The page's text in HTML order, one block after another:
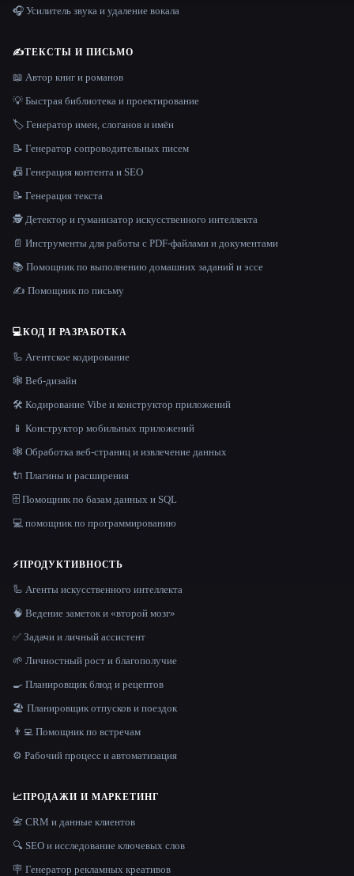
🎧 Усилитель звука и удаление вокала
✍️ТЕКСТЫ И ПИСЬМО
📖 Автор книг и романов
💡 Быстрая библиотека и проектирование
🏷️ Генератор имен, слоганов и имён
📝 Генератор сопроводительных писем
📠 Генерация контента и SEO
📝 Генерация текста
🕵️ Детектор и гуманизатор искусственного интеллекта
📄 Инструменты для работы с PDF-файлами и документами
📚 Помощник по выполнению домашних заданий и эссе
✍️ Помощник по письму
💻КОД И РАЗРАБОТКА
🦾 Агентское кодирование
🕸 Веб-дизайн
🛠️ Кодирование Vibe и конструктор приложений
📱 Конструктор мобильных приложений
🕸️ Обработка веб-страниц и извлечение данных
🔌 Плагины и расширения
🗄️ Помощник по базам данных и SQL
💻 помощник по программированию
⚡ПРОДУКТИВНОСТЬ
🦾 Агенты искусственного интеллекта
🧠 Ведение заметок и «второй мозг»
✅ Задачи и личный ассистент
🌱 Личностный рост и благополучие
🍳 Планировщик блюд и рецептов
🏖 Планировщик отпусков и поездок
👨‍💻 Помощник по встречам
⚙️ Рабочий процесс и автоматизация
📈ПРОДАЖИ И МАРКЕТИНГ
📇 CRM и данные клиентов
🔍 SEO и исследование ключевых слов
🪧 Генератор рекламных креативов